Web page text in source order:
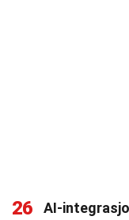
26 AI-